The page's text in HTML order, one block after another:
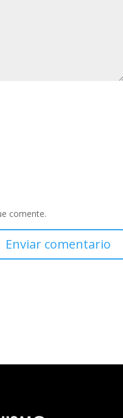
comente.